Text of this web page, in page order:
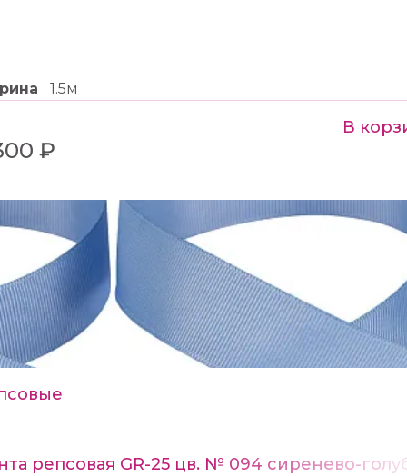
1.5м
₽
В
репсовая GR-25 цв. № 094 сиренево-